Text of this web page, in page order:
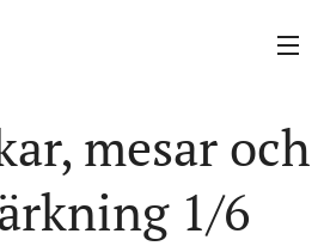
mesar och
1/6